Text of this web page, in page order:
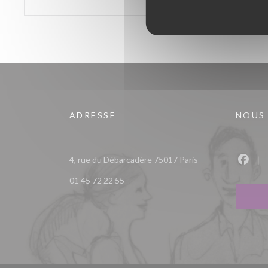
ADRESSE
4, rue du Débarcadère 75017 Paris((ouvre une
01 45 72 22 55
NOUS